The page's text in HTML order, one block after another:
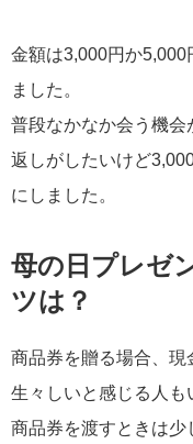
金額は3,000円か5,000
ました。
普段なかなか会う機
返しがしたいけど
にしました。
母の日プレゼ
ツは？
商品券を贈る場合、現
生々しいと感じる人も
商品券を渡すときは少